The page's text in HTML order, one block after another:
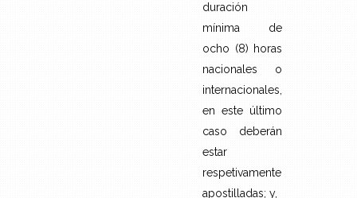
duración
mínima de
ocho (8) horas
nacionales o
internacionales,
en este último
caso deberán
estar
respetivamente
apostilladas; y,